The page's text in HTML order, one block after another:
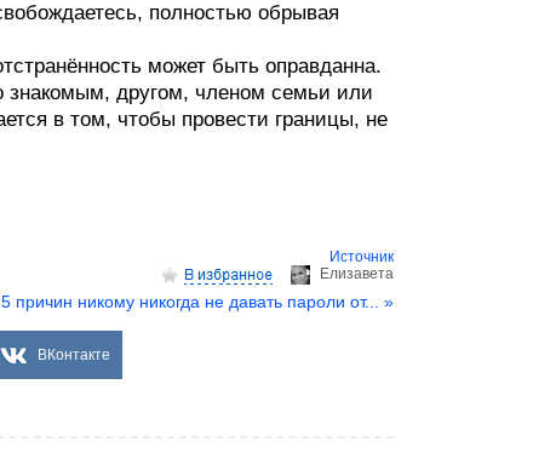
полностью обрывая
может быть оправданна.
другом, членом семьи или
в том, чтобы провести границы, не
Источник
Елизаветa
5 причин никому никогда не давать пароли от... »
ВКонтакте